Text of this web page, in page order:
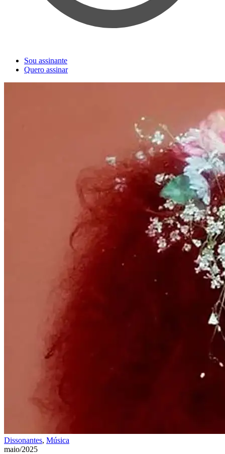
Sou assinante
Quero assinar
Dissonantes, Música
maio/2025